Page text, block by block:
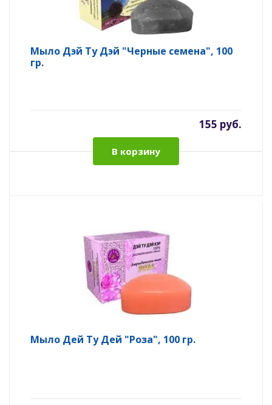
Мыло Дэй Ту Дэй "Черные семена", 100
гр.
155 руб.
В корзину
Мыло Дей Ту Дей "Роза", 100 гр.